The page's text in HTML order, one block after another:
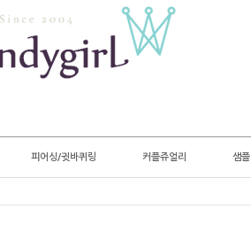
피어싱/귓바퀴링 커플쥬얼리 샘